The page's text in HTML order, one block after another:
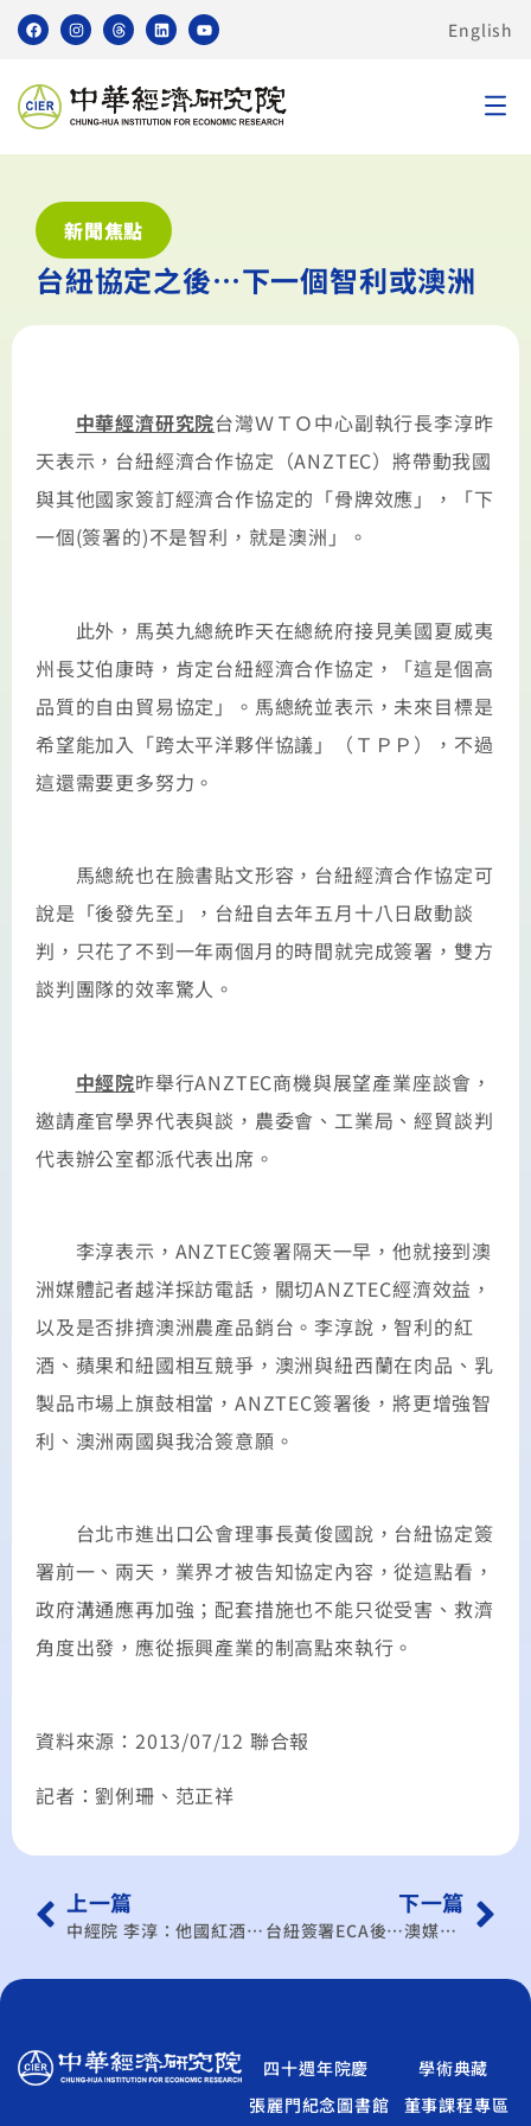
English
新聞焦點
台紐協定之後…下一個智利或澳洲
中華經濟研究院台灣ＷＴＯ中心副執行長李淳昨
天表示，台紐經濟合作協定（ANZTEC）將帶動我國
與其他國家簽訂經濟合作協定的「骨牌效應」，「下
一個(簽署的)不是智利，就是澳洲」。
此外，馬英九總統昨天在總統府接見美國夏威夷
州長艾伯康時，肯定台紐經濟合作協定，「這是個高
品質的自由貿易協定」。馬總統並表示，未來目標是
希望能加入「跨太平洋夥伴協議」（ＴＰＰ），不過
這還需要更多努力。
馬總統也在臉書貼文形容，台紐經濟合作協定可
說是「後發先至」，台紐自去年五月十八日啟動談
判，只花了不到一年兩個月的時間就完成簽署，雙方
談判團隊的效率驚人。
中經院昨舉行ANZTEC商機與展望產業座談會，
邀請產官學界代表與談，農委會、工業局、經貿談判
代表辦公室都派代表出席。
李淳表示，ANZTEC簽署隔天一早，他就接到澳
洲媒體記者越洋採訪電話，關切ANZTEC經濟效益，
以及是否排擠澳洲農產品銷台。李淳說，智利的紅
酒、蘋果和紐國相互競爭，澳洲與紐西蘭在肉品、乳
製品市場上旗鼓相當，ANZTEC簽署後，將更增強智
利、澳洲兩國與我洽簽意願。
台北市進出口公會理事長黃俊國說，台紐協定簽
署前一、兩天，業界才被告知協定內容，從這點看，
政府溝通應再加強；配套措施也不能只從受害、救濟
角度出發，應從振興產業的制高點來執行。
資料來源：2013/07/12 聯合報
記者：劉俐珊、范正祥
上一篇
中經院 李淳：他國紅酒、蘋果可望跟降
下一篇
台紐簽署ECA後…澳媒緊盯台澳FTA進度
四十週年院慶
學術典藏
張麗門紀念圖書館
董事課程專區